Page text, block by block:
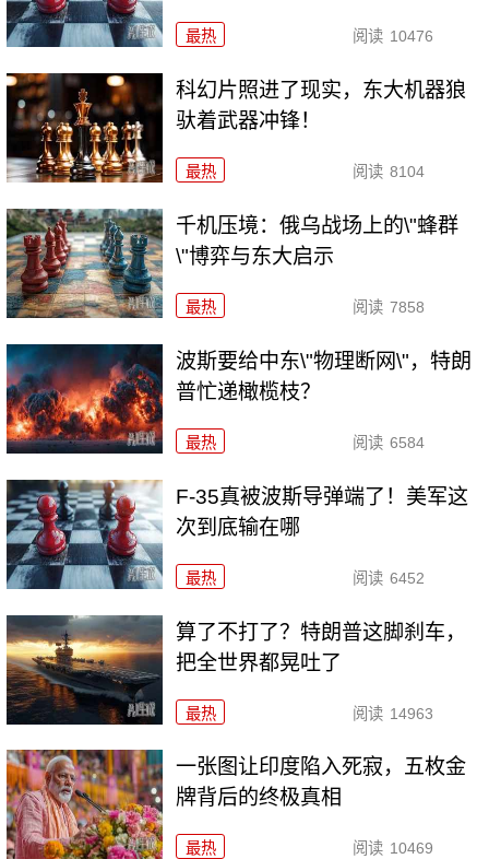
最热 阅读 10476
科幻片照进了现实，东大机器狼
驮着武器冲锋！
最热 阅读 8104
千机压境：俄乌战场上的\"蜂群
\"博弈与东大启示
最热 阅读 7858
波斯要给中东\"物理断网\"，特朗
普忙递橄榄枝？
最热 阅读 6584
F-35真被波斯导弹端了！美军这
次到底输在哪
最热 阅读 6452
算了不打了？特朗普这脚刹车，
把全世界都晃吐了
最热 阅读 14963
一张图让印度陷入死寂，五枚金
牌背后的终极真相
最热 阅读 10469